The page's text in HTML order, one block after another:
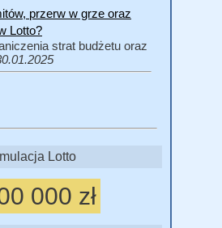
przerw w grze oraz
Lotto?
strat budżetu oraz
Lotto
000 zł